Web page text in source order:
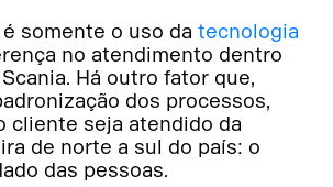
é somente o uso datecnologia
no atendimento dentro
Há outro fator que,
dos processos,
cliente seja atendido da
de norte a sul do país: o
das pessoas.